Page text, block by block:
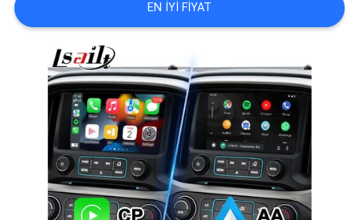
SITEMAP
PRIVACY
POLICY
EN IYI FIYAT